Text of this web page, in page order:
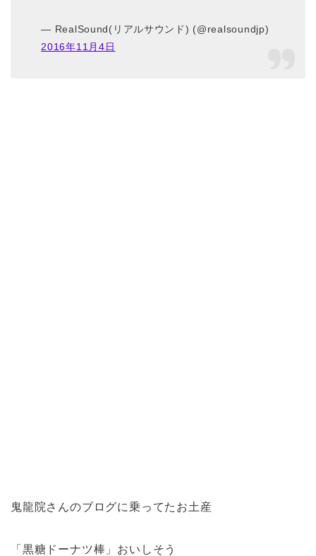
— RealSound(リアルサウンド) (@realsoundjp)
2016年11月4日
鬼龍院さんのブログに乗ってたお土産
「黒糖ドーナツ棒」おいしそう